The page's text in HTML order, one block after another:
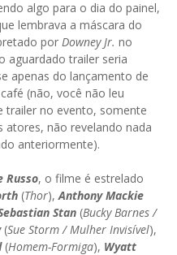
algo para o dia do painel,
lembrava a máscara do
por Downey Jr. no
aguardado trailer seria
apenas do lançamento de
(não, você não leu
trailer no evento, somente
não revelando nada
anteriormente).
Russo, o filme é estrelado
(Thor),Anthony Mackie
Stan (Bucky Barnes /
(Sue Storm / Mulher Invisível),
(Homem-Formiga), Wyatt